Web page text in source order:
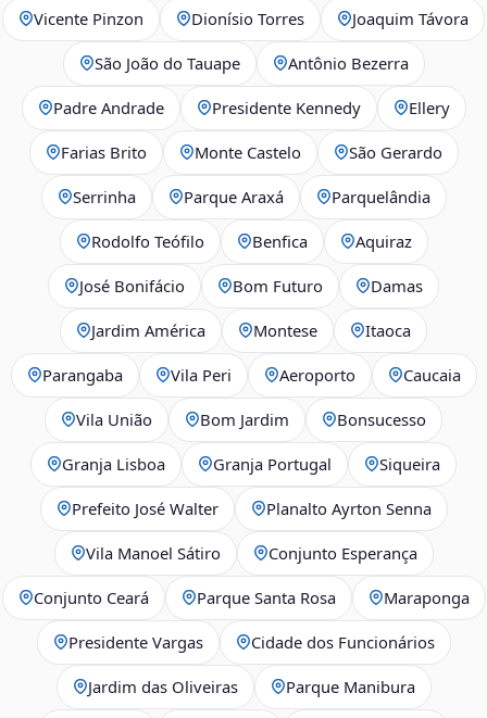
Vicente Pinzon Dionísio Torres Joaquim Távora
São João do Tauape Antônio Bezerra
Padre Andrade Presidente Kennedy Ellery
Farias Brito Monte Castelo São Gerardo
Serrinha Parque Araxá Parquelândia
Rodolfo Teófilo Benfica Aquiraz
José Bonifácio Bom Futuro Damas
Jardim América Montese Itaoca
Parangaba Vila Peri Aeroporto Caucaia
Vila União Bom Jardim Bonsucesso
Granja Lisboa Granja Portugal Siqueira
Prefeito José Walter Planalto Ayrton Senna
Vila Manoel Sátiro Conjunto Esperança
Conjunto Ceará Parque Santa Rosa Maraponga
Presidente Vargas Cidade dos Funcionários
Jardim das Oliveiras Parque Manibura